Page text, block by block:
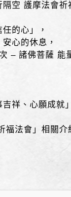
隔空 護摩法會祈
的心」，
心的休息，
– 諸佛菩薩 能
祥、心願成就
福法會」相關介